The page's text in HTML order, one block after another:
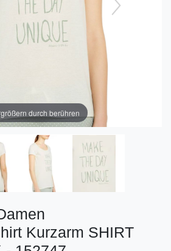
durch berühren
Kurzarm SHIRT